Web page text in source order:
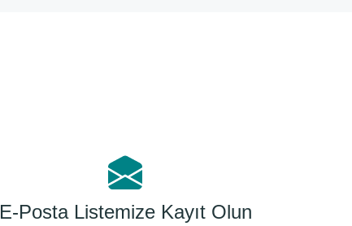
E-Posta Listemize Kayıt Olun